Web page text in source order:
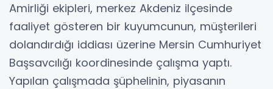
Amirliği ekipleri, merkez Akdeniz ilçesinde
faaliyet gösteren bir kuyumcunun, müşterileri
dolandırdığı iddiası üzerine Mersin Cumhuriyet
Başsavcılığı koordinesinde çalışma yaptı.
Yapılan çalışmada şüphelinin, piyasanın